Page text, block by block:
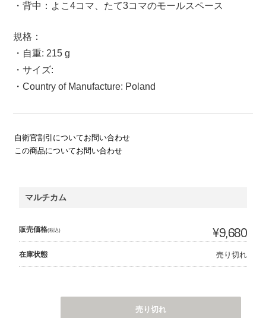
・背中：よこ4コマ、たて3コマのモールスペース
規格：
・自重: 215 g
・サイズ:
・Country of Manufacture: Poland
自衛官割引についてお問い合わせ
この商品についてお問い合わせ
マルチカム
販売価格(税込) ¥9,680
在庫状態 売り切れ
売り切れ